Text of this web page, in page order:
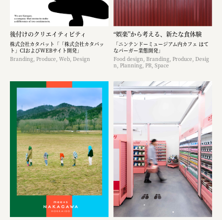
後付けのクリエイティビティ
株式会社カタパット「「株式会社カタパッ
ト」CIおよびWEBサイト開発」
Branding, Produce, Web, Design
“娯楽”から考える、新たな食体験
「ニンテンドーミュージアム内カフェ はて
なバーガー業態開発」
Food design, Branding, Produce, Desig
n, Planning, PR, Space